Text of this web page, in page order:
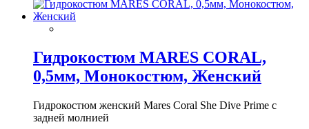
Гидрокостюм MARES CORAL,
0,5мм, Монокостюм, Женский
Гидрокостюм женский Mares Coral She Dive Prime с
задней молнией